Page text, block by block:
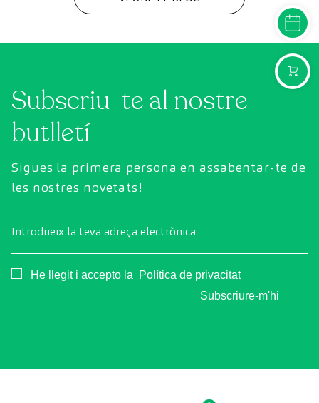
Subscriu-te al nostre
butlletí
Sigues la primera persona en assabentar-te de
les nostres novetats!
Introdueix la teva adreça electrònica
Consentimiento
He llegit i accepto la
Política de privacitat
Subscriure-m'hi